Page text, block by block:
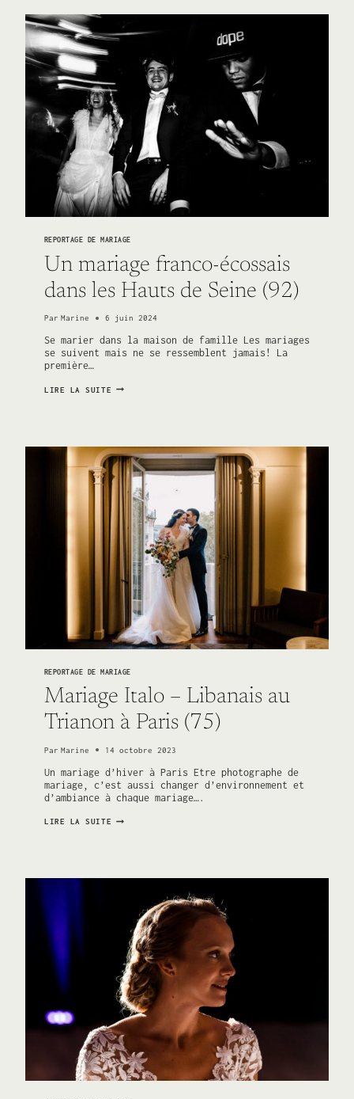
REPORTAGE DE MARIAGE
Un mariage franco-écossais
dans les Hauts de Seine (92)
Par Marine 6 juin 2024
Se marier dans la maison de famille Les mariages
se suivent mais ne se ressemblent jamais! La
première…
LIRE LA SUITE UN
HAUTS
DE
SEINE
(92)
REPORTAGE DE MARIAGE
Mariage Italo – Libanais au
Trianon à Paris (75)
Par Marine 14 octobre 2023
Un mariage d’hiver à Paris Etre photographe de
mariage, c’est aussi changer d’environnement et
d’ambiance à chaque mariage….
LIRE LA SUITE MARIAGE
À